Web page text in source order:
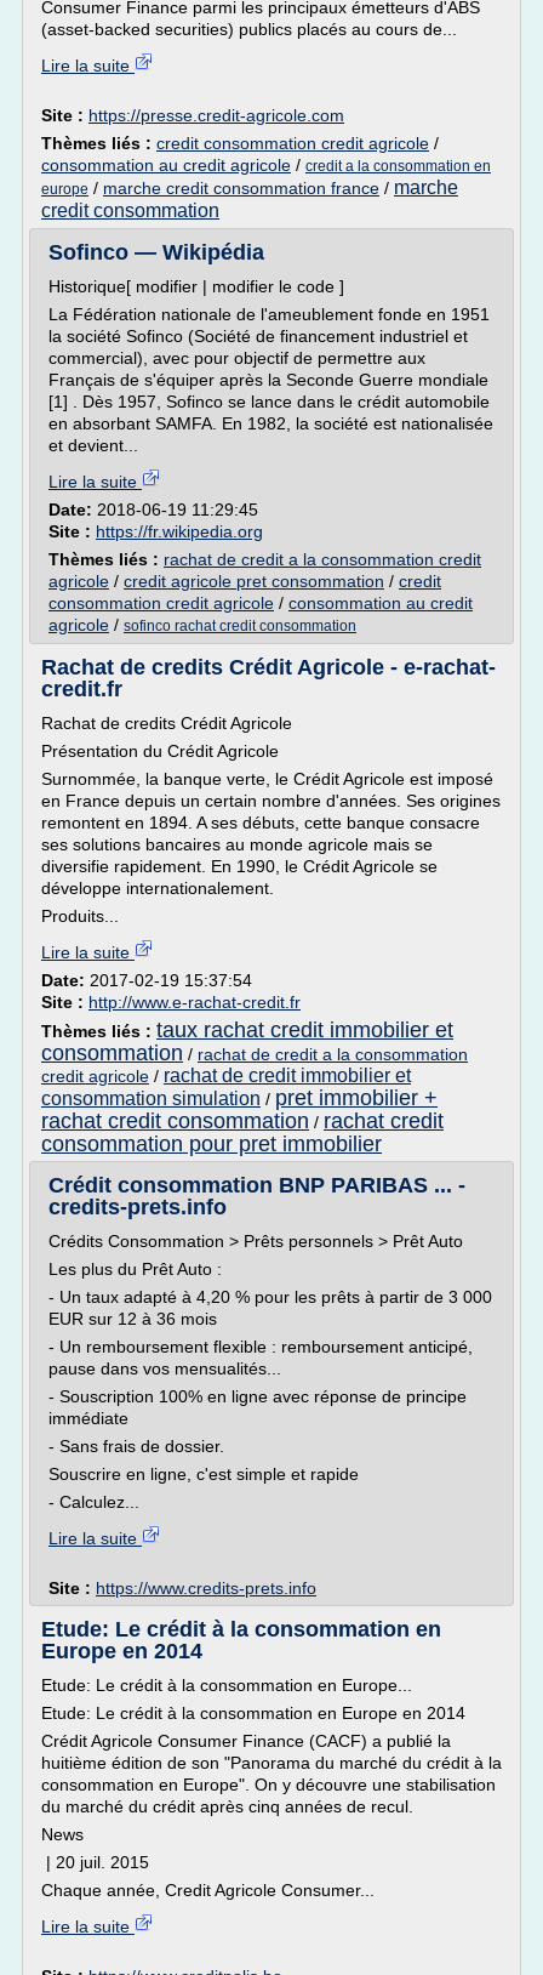
Consumer Finance parmi les principaux émetteurs d'ABS
(asset-backed securities) publics placés au cours de...
Lire la suite
Site : https://presse.credit-agricole.com
Thèmes liés : credit consommation credit agricole /
consommation au credit agricole / credit a la consommation en
europe / marche credit consommation france / marche
credit consommation
Sofinco — Wikipédia
Historique[ modifier | modifier le code ]
La Fédération nationale de l'ameublement fonde en 1951
la société Sofinco (Société de financement industriel et
commercial), avec pour objectif de permettre aux
Français de s'équiper après la Seconde Guerre mondiale
[1] . Dès 1957, Sofinco se lance dans le crédit automobile
en absorbant SAMFA. En 1982, la société est nationalisée
et devient...
Lire la suite
Date: 2018-06-19 11:29:45
Site : https://fr.wikipedia.org
Thèmes liés : rachat de credit a la consommation credit
agricole / credit agricole pret consommation / credit
consommation credit agricole / consommation au credit
agricole / sofinco rachat credit consommation
Rachat de credits Crédit Agricole - e-rachat-
credit.fr
Rachat de credits Crédit Agricole
Présentation du Crédit Agricole
Surnommée, la banque verte, le Crédit Agricole est imposé
en France depuis un certain nombre d'années. Ses origines
remontent en 1894. A ses débuts, cette banque consacre
ses solutions bancaires au monde agricole mais se
diversifie rapidement. En 1990, le Crédit Agricole se
développe internationalement.
Produits...
Lire la suite
Date: 2017-02-19 15:37:54
Site : http://www.e-rachat-credit.fr
Thèmes liés : taux rachat credit immobilier et
consommation / rachat de credit a la consommation
credit agricole / rachat de credit immobilier et
consommation simulation / pret immobilier +
rachat credit consommation / rachat credit
consommation pour pret immobilier
Crédit consommation BNP PARIBAS ... -
credits-prets.info
Crédits Consommation > Prêts personnels > Prêt Auto
Les plus du Prêt Auto :
- Un taux adapté à 4,20 % pour les prêts à partir de 3 000
EUR sur 12 à 36 mois
- Un remboursement flexible : remboursement anticipé,
pause dans vos mensualités...
- Souscription 100% en ligne avec réponse de principe
immédiate
- Sans frais de dossier.
Souscrire en ligne, c'est simple et rapide
- Calculez...
Lire la suite
Site : https://www.credits-prets.info
Etude: Le crédit à la consommation en
Europe en 2014
Etude: Le crédit à la consommation en Europe...
Etude: Le crédit à la consommation en Europe en 2014
Crédit Agricole Consumer Finance (CACF) a publié la
huitième édition de son "Panorama du marché du crédit à la
consommation en Europe". On y découvre une stabilisation
du marché du crédit après cinq années de recul.
News
| 20 juil. 2015
Chaque année, Credit Agricole Consumer...
Lire la suite